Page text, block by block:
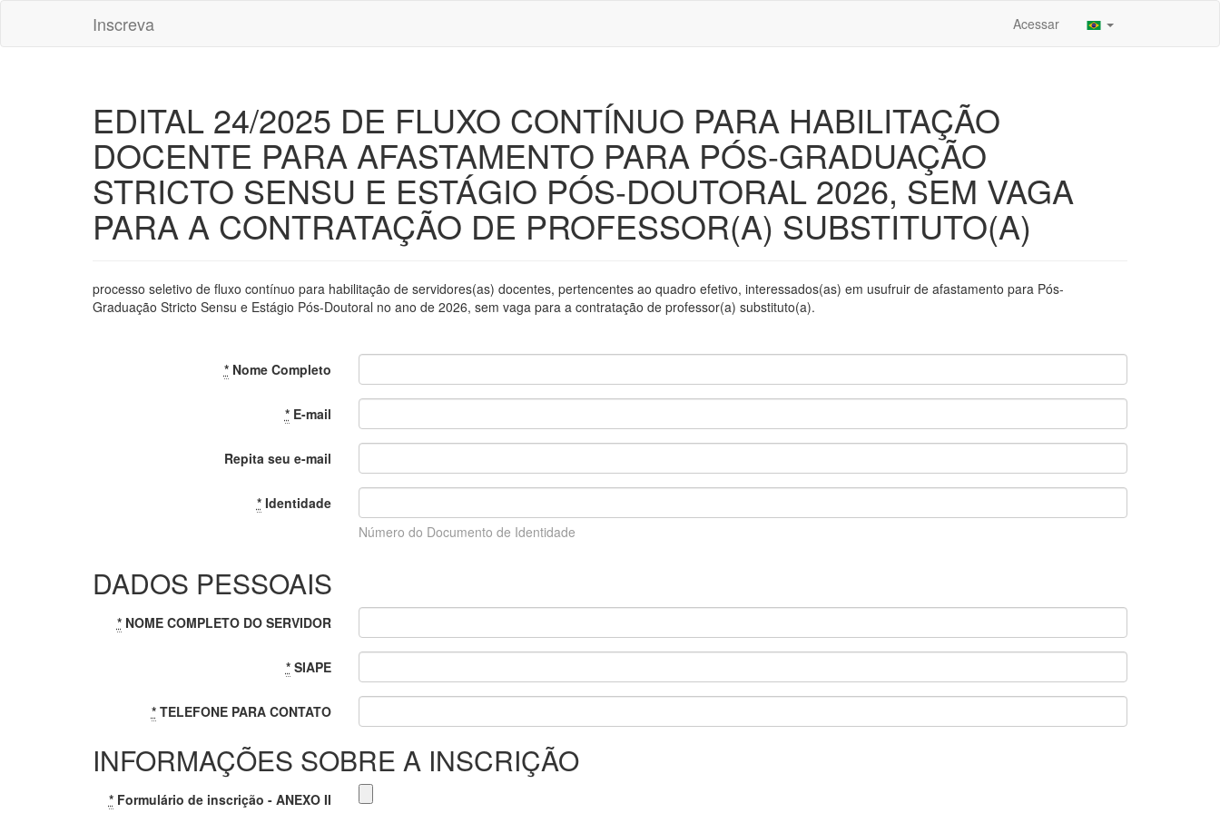
Inscreva Acessar
EDITAL 24/2025 DE FLUXO CONTÍNUO PARA HABILITAÇÃO
DOCENTE PARA AFASTAMENTO PARA PÓS-GRADUAÇÃO
STRICTO SENSU E ESTÁGIO PÓS-DOUTORAL 2026, SEM VAGA
PARA A CONTRATAÇÃO DE PROFESSOR(A) SUBSTITUTO(A)
processo seletivo de fluxo contínuo para habilitação de servidores(as) docentes, pertencentes ao quadro efetivo, interessados(as) em usufruir de afastamento para Pós-
Graduação Stricto Sensu e Estágio Pós-Doutoral no ano de 2026, sem vaga para a contratação de professor(a) substituto(a).
*Nome Completo
*E-mail
Repita seu e-mail
*Identidade
Número do Documento de Identidade
DADOS PESSOAIS
*NOME COMPLETO DO SERVIDOR
*SIAPE
*TELEFONE PARA CONTATO
INFORMAÇÕES SOBRE A INSCRIÇÃO
*Formulário de inscrição - ANEXO II